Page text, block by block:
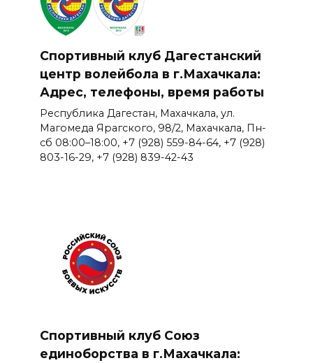
Спортивный клуб Дагестанский
центр волейбола в г.Махачкала:
Адрес, телефоны, время работы
Республика Дагестан, Махачкала, ул.
Магомеда Ярагского, 98/2, Махачкала, Пн-
сб 08:00–18:00, +7 (928) 559-84-64, +7 (928)
803-16-29, +7 (928) 839-42-43
Спортивный клуб Союз
единоборства в г.Махачкала: